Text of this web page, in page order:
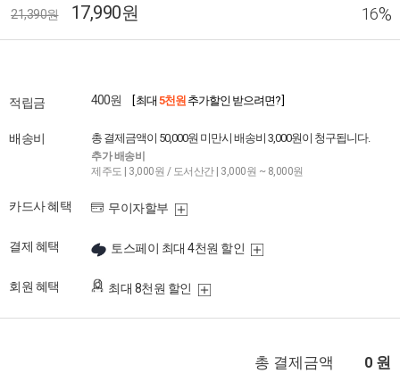
21,390원 17,990원 16%
적립금 400원 [ 최대 5천원 추가할인 받으려면? ]
배송비 총 결제금액이 50,000원 미만시 배송비 3,000원이 청구됩니다.
추가 배송비
제주도 | 3,000원 / 도서산간 | 3,000원 ~ 8,000원
카드사 혜택 무이자할부
결제 혜택 토스페이 최대 4천원 할인
회원 혜택 최대 8천원 할인
총 결제금액 0 원